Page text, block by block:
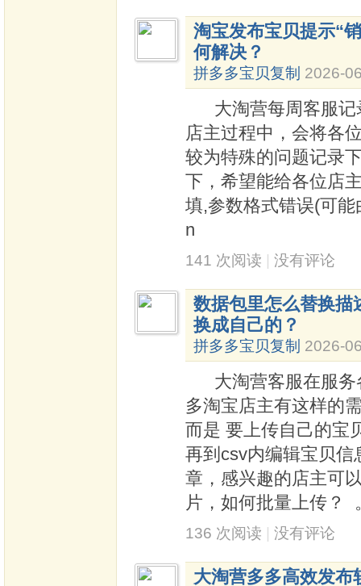
淘宝发布宝贝提示“
何解决？
拼多多宝贝复制 2026-
大淘营每周客服记
店主过程中，会将各
较为特殊的问题记录
下，希望能给各位
填,参数格式错误(可
n
141 次阅读 没有评论
数据包里怎么替换
换成自己的？
拼多多宝贝复制 2026-
大淘营客服在服务
多淘宝店主有这样的
而是 要上传自己的宝
再到csv内编辑宝贝
章，感兴趣的店主可
片，如何批量上传？
136 次阅读 没有评论
大淘营多多高效发布